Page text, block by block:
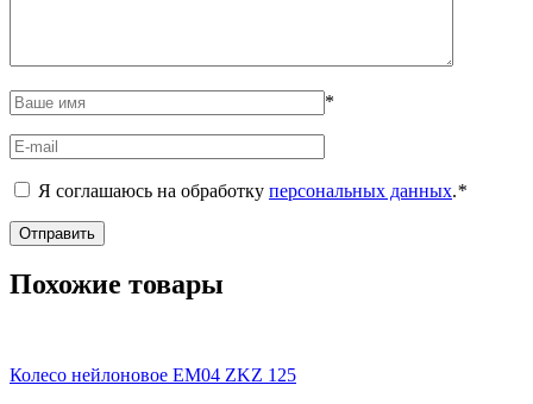
*
Я соглашаюсь на обработку персональных данных.*
Похожие товары
Колесо нейлоновое EM04 ZKZ 125